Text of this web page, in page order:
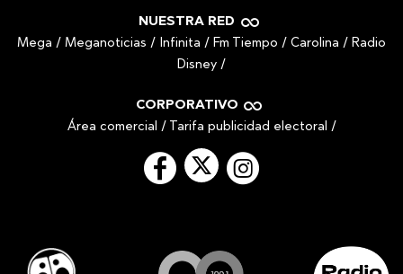
NUESTRA RED
Mega / Meganoticias / Infinita / Fm Tiempo / Carolina / Radio
Disney /
CORPORATIVO
Área comercial / Tarifa publicidad electoral /